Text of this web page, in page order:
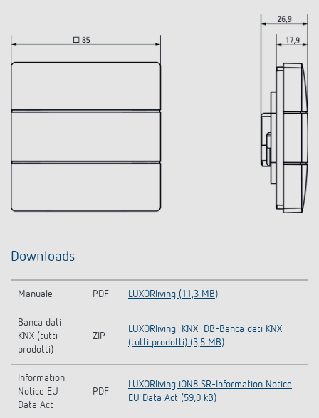
Downloads
Manuale PDF LUXORliving (11,3 MB)
Banca dati
KNX (tutti
prodotti)
ZIP
LUXORliving_KNX_DB-Banca dati KNX
(tutti prodotti) (3,5 MB)
Information
Notice EU
Data Act
PDF
LUXORliving iON8 SR-Information Notice
EU Data Act (59,0 kB)